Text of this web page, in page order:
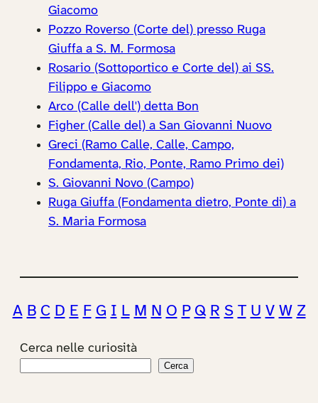
Giacomo
Pozzo Roverso (Corte del) presso Ruga
Giuffa a S. M. Formosa
Rosario (Sottoportico e Corte del) ai SS.
Filippo e Giacomo
Arco (Calle dell') detta Bon
Figher (Calle del) a San Giovanni Nuovo
Greci (Ramo Calle, Calle, Campo,
Fondamenta, Rio, Ponte, Ramo Primo dei)
S. Giovanni Novo (Campo)
Ruga Giuffa (Fondamenta dietro, Ponte di) a
S. Maria Formosa
A B C D E F G I L M N O P Q R S T U V W Z
Cerca nelle curiosità
Cerca